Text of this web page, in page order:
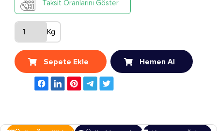
Taksit Oranlarını Göster
Kg
Sepete Ekle Hemen Al